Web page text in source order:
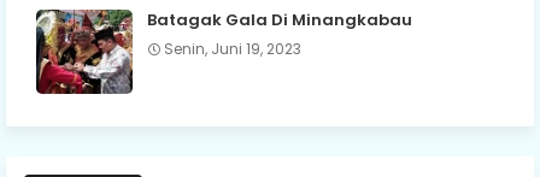
Batagak Gala Di Minangkabau
Senin, Juni 19, 2023